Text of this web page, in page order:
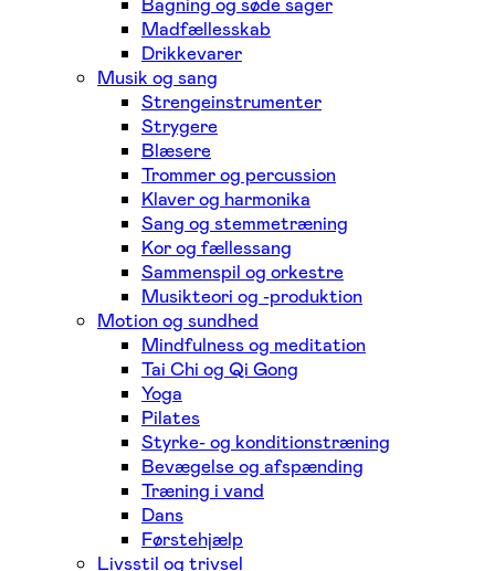
Madfællesskab
Drikkevarer
Musik og sang
Strengeinstrumenter
Strygere
Blæsere
Trommer og percussion
Klaver og harmonika
Sang og stemmetræning
Kor og fællessang
Sammenspil og orkestre
Musikteori og -produktion
Motion og sundhed
Mindfulness og meditation
Tai Chi og Qi Gong
Yoga
Pilates
Styrke- og konditionstræning
Bevægelse og afspænding
Træning i vand
Dans
Førstehjælp
Livsstil og trivsel